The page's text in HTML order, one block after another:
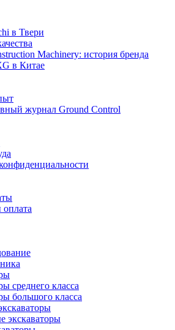
в Твери
Machinery: история бренда
в Китае
журнал Ground Control
оплата
среднего класса
большого класса
экскаваторы